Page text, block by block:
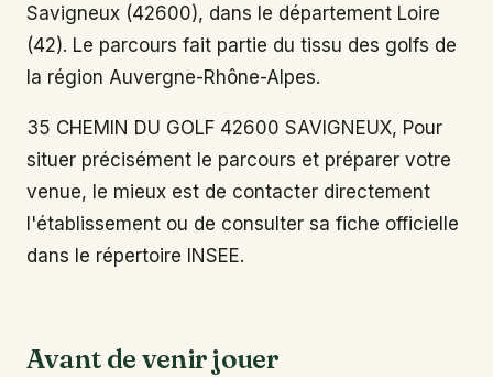
Savigneux (42600), dans le département Loire
(42). Le parcours fait partie du tissu des golfs de
la région Auvergne-Rhône-Alpes.
35 CHEMIN DU GOLF 42600 SAVIGNEUX, Pour
situer précisément le parcours et préparer votre
venue, le mieux est de contacter directement
l'établissement ou de consulter sa fiche officielle
dans le répertoire INSEE.
Avant de venir jouer